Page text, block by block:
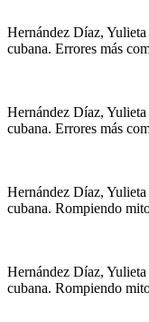
Hernández Díaz,
cubana. Errores más
Hernández Díaz,
cubana. Errores más
Hernández Díaz,
cubana. Rompiendo
Hernández Díaz,
cubana. Rompiendo